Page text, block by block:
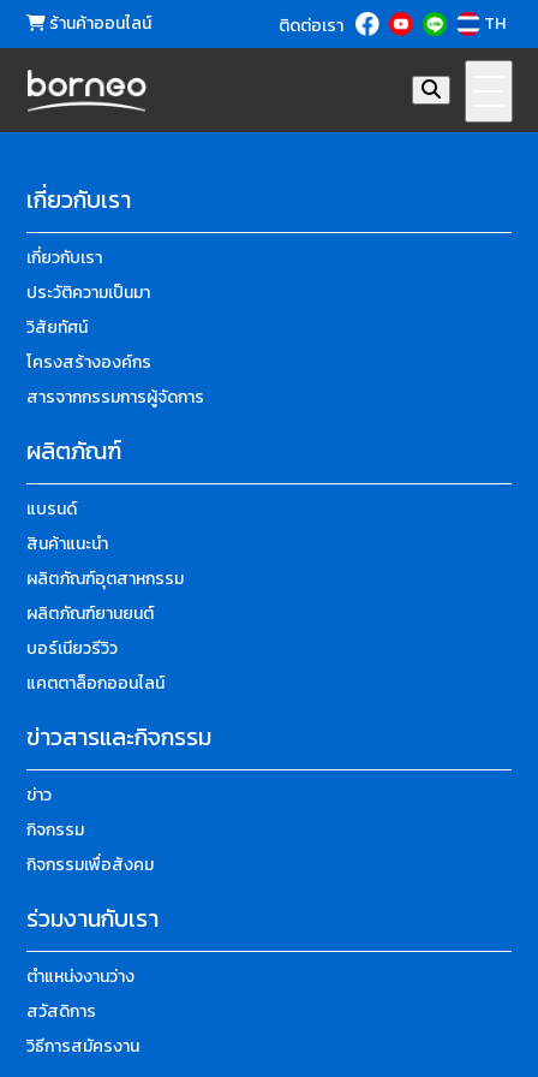
ร้านค้าออนไลน์ ติดต่อเรา TH
เกี่ยวกับเรา
เกี่ยวกับเรา
ประวัติความเป็นมา
วิสัยทัศน์
โครงสร้างองค์กร
สารจากกรรมการผู้จัดการ
ผลิตภัณฑ์
แบรนด์
สินค้าแนะนำ
ผลิตภัณฑ์อุตสาหกรรม
ผลิตภัณฑ์ยานยนต์
บอร์เนียวรีวิว
แคตตาล็อกออนไลน์
ข่าวสารและกิจกรรม
ข่าว
กิจกรรม
กิจกรรมเพื่อสังคม
ร่วมงานกับเรา
ตำแหน่งงานว่าง
สวัสดิการ
วิธีการสมัครงาน